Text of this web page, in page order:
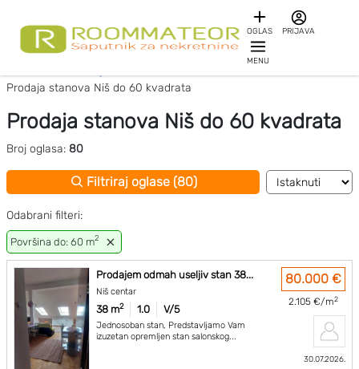
OGLAS PRIJAVA
MENU
Prodaja stanova Niš do 60 kvadrata
Prodaja stanova Niš do 60 kvadrata
Broj oglasa: 80
Filtriraj oglase (80)
Odabrani filteri:
Površina do: 60 m2
Prodajem odmah useljiv stan 38...
Niš centar
38 m2 1.0 V/5
Jednosoban stan, Predstavljamo Vam
izuzetan opremljen stan salonskog...
80.000 €
2.105 €/m2
30.07.2026.